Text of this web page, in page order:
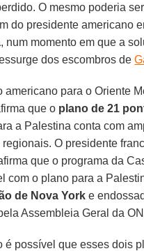
O mesmo poderia
do presidente americano
, num momento em que a
dos escombros de
americano para o Oriente
que o plano de 21
a Palestina conta com
O presidente
que o programa da
com o plano para a
de Nova York e
Assembleia Geral da
é possível que esses dois